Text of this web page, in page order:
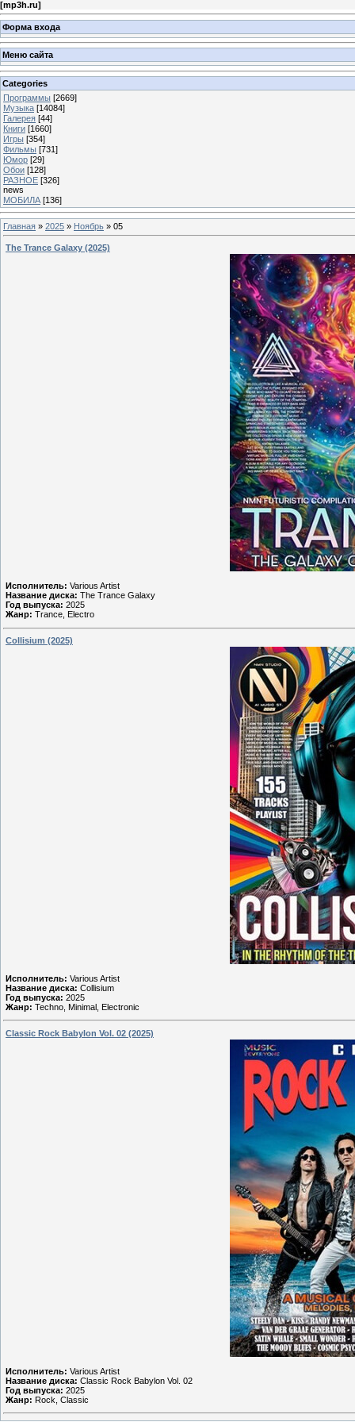
[mp3h.ru]
Форма входа
Меню сайта
Categories
Программы [2669]
Музыка [14084]
Галерея [44]
Книги [1660]
Игры [354]
Фильмы [731]
Юмор [29]
Обои [128]
РАЗНОЕ [326]
news
МОБИЛА [136]
Главная » 2025 » Ноябрь » 05
The Trance Galaxy (2025)
Исполнитель: Various Artist
Название диска: The Trance Galaxy
Год выпуска: 2025
Жанр: Trance, Electro
Collisium (2025)
Исполнитель: Various Artist
Название диска: Collisium
Год выпуска: 2025
Жанр: Techno, Minimal, Electronic
Classic Rock Babylon Vol. 02 (2025)
Исполнитель: Various Artist
Название диска: Classic Rock Babylon Vol. 02
Год выпуска: 2025
Жанр: Rock, Classic